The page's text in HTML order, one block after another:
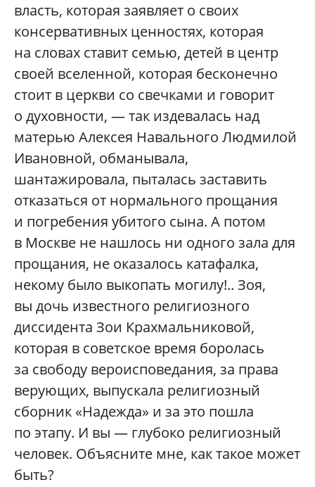
власть, которая заявляет о своих
консервативных ценностях, которая
на словах ставит семью, детей в центр
своей вселенной, которая бесконечно
стоит в церкви со свечками и говорит
о духовности, — так издевалась над
матерью Алексея Навального Людмилой
Ивановной, обманывала,
шантажировала, пыталась заставить
отказаться от нормального прощания
и погребения убитого сына. А потом
в Москве не нашлось ни одного зала для
прощания, не оказалось катафалка,
некому было выкопать могилу!.. Зоя,
вы дочь известного религиозного
диссидента Зои Крахмальниковой,
которая в советское время боролась
за свободу вероисповедания, за права
верующих, выпускала религиозный
сборник «Надежда» и за это пошла
по этапу. И вы — глубоко религиозный
человек. Объясните мне, как такое может
быть?